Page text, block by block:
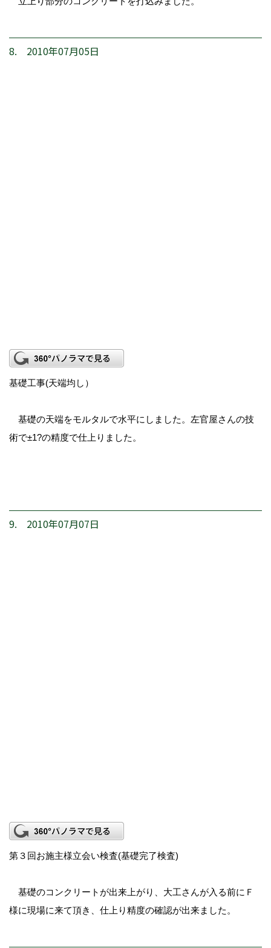
8. 2010年07月05日
基礎工事(天端均し）
基礎の天端をモルタルで水平にしました。左官屋さんの技
術で±1?の精度で仕上りました。
9. 2010年07月07日
第３回お施主様立会い検査(基礎完了検査)
基礎のコンクリートが出来上がり、大工さんが入る前にＦ
様に現場に来て頂き、仕上り精度の確認が出来ました。